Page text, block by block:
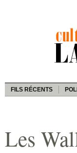
FILS RÉCENTS
Les